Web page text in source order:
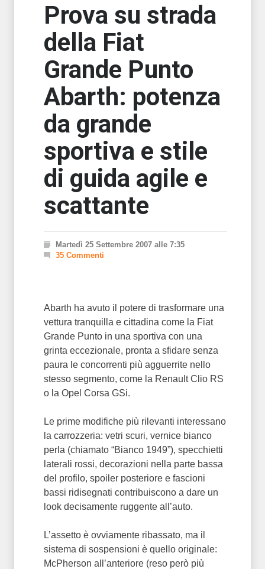
Prova su strada
della Fiat
Grande Punto
Abarth: potenza
da grande
sportiva e stile
di guida agile e
scattante
Martedì 25 Settembre 2007 alle 7:35
35 Commenti
Abarth ha avuto il potere di trasformare una
vettura tranquilla e cittadina come la Fiat
Grande Punto in una sportiva con una
grinta eccezionale, pronta a sfidare senza
paura le concorrenti più agguerrite nello
stesso segmento, come la Renault Clio RS
o la Opel Corsa GSi.
Le prime modifiche più rilevanti interessano
la carrozzeria: vetri scuri, vernice bianco
perla (chiamato “Bianco 1949”), specchietti
laterali rossi, decorazioni nella parte bassa
del profilo, spoiler posteriore e fascioni
bassi ridisegnati contribuiscono a dare un
look decisamente ruggente all’auto.
L’assetto è ovviamente ribassato, ma il
sistema di sospensioni è quello originale:
McPherson all’anteriore (reso però più